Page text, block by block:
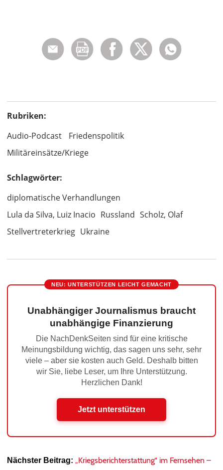
Rubriken:
Audio-Podcast
Friedenspolitik
Militäreinsätze/Kriege
Schlagwörter:
diplomatische Verhandlungen
Lula da Silva, Luiz Inacio Russland Scholz, Olaf
Stellvertreterkrieg Ukraine
NEU: UNTERSTÜTZEN LEICHT GEMACHT
Unabhängiger Journalismus braucht
unabhängige Finanzierung
Die NachDenkSeiten sind für eine kritische
Meinungsbildung wichtig, das sagen uns sehr, sehr
viele – aber sie kosten auch Geld. Deshalb bitten
wir Sie, liebe Leser, um Ihre Unterstützung.
Herzlichen Dank!
Jetzt unterstützen
Nächster Beitrag: „Kriegsberichterstattung“ im Fernsehen –